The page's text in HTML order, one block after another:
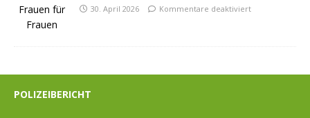
30. April 2026 Kommentare deaktiviert
POLIZEIBERICHT